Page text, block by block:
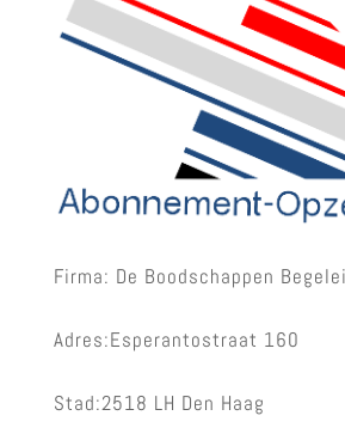
Firma: De Boodschappen
Adres:Esperantostraat 160
Stad:2518 LH Den Haag